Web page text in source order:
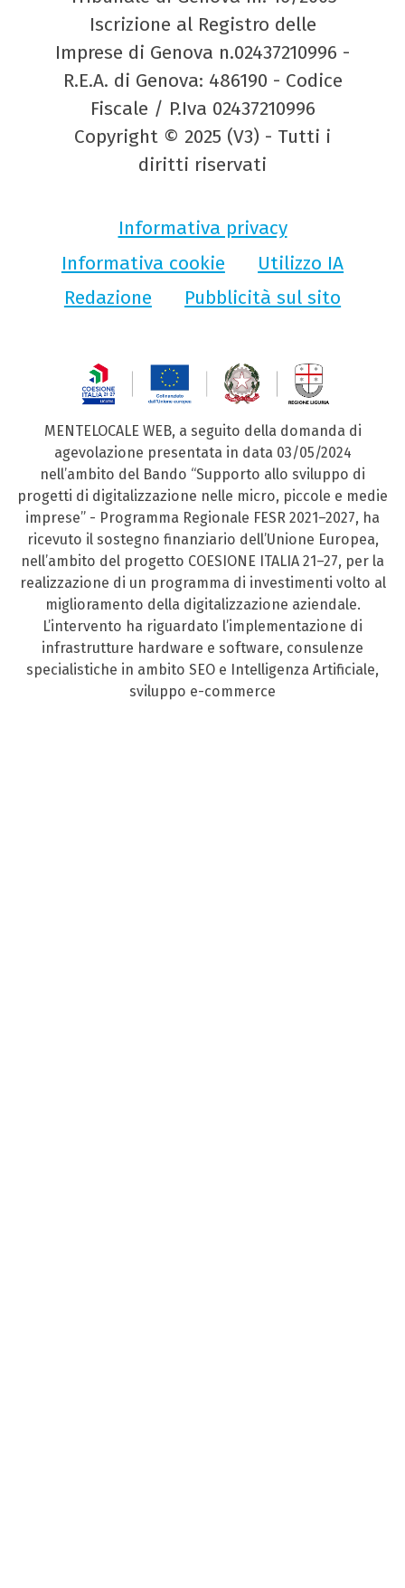
Iscrizione al Registro delle
Imprese di Genova n.02437210996 -
R.E.A. di Genova: 486190 - Codice
Fiscale / P.Iva 02437210996
Copyright © 2025 (V3) - Tutti i
diritti riservati
Informativa privacy
Informativa cookie
Utilizzo IA
Redazione
Pubblicità sul sito
MENTELOCALE WEB, a seguito della domanda di
agevolazione presentata in data 03/05/2024
nell’ambito del Bando “Supporto allo sviluppo di
progetti di digitalizzazione nelle micro, piccole e medie
imprese” - Programma Regionale FESR 2021–2027, ha
ricevuto il sostegno finanziario dell’Unione Europea,
nell’ambito del progetto COESIONE ITALIA 21–27, per la
realizzazione di un programma di investimenti volto al
miglioramento della digitalizzazione aziendale.
L’intervento ha riguardato l’implementazione di
infrastrutture hardware e software, consulenze
specialistiche in ambito SEO e Intelligenza Artificiale,
sviluppo e-commerce